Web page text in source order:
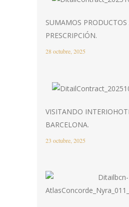
SUMAMOS
PRESCRIPCIÓN.
28 octubre, 2025
VISITANDO
BARCELONA.
23 octubre, 2025